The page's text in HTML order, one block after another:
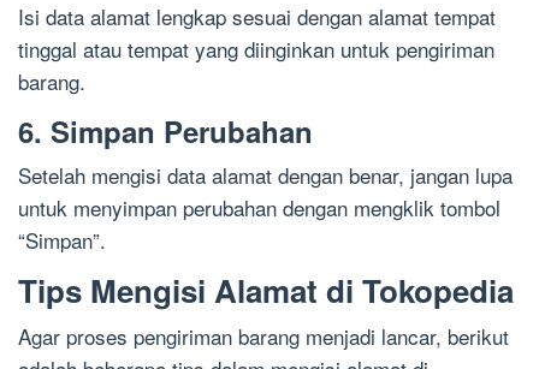
Isi data alamat lengkap sesuai dengan alamat tempat
tinggal atau tempat yang diinginkan untuk pengiriman
barang.
6. Simpan Perubahan
Setelah mengisi data alamat dengan benar, jangan lupa
untuk menyimpan perubahan dengan mengklik tombol
“Simpan”.
Tips Mengisi Alamat di Tokopedia
Agar proses pengiriman barang menjadi lancar, berikut